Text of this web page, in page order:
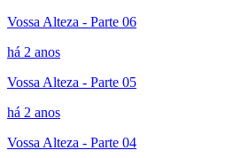
Vossa Alteza - Parte 06
há 2 anos
Vossa Alteza - Parte 05
há 2 anos
Vossa Alteza - Parte 04